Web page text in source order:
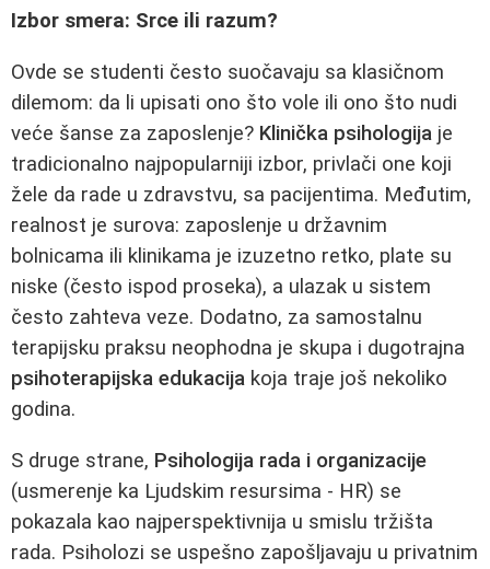
Izbor smera: Srce ili razum?
Ovde se studenti često suočavaju sa klasičnom
dilemom: da li upisati ono što vole ili ono što nudi
veće šanse za zaposlenje? Klinička psihologija je
tradicionalno najpopularniji izbor, privlači one koji
žele da rade u zdravstvu, sa pacijentima. Međutim,
realnost je surova: zaposlenje u državnim
bolnicama ili klinikama je izuzetno retko, plate su
niske (često ispod proseka), a ulazak u sistem
često zahteva veze. Dodatno, za samostalnu
terapijsku praksu neophodna je skupa i dugotrajna
psihoterapijska edukacija koja traje još nekoliko
godina.
S druge strane, Psihologija rada i organizacije
(usmerenje ka Ljudskim resursima - HR) se
pokazala kao najperspektivnija u smislu tržišta
rada. Psiholozi se uspešno zapošljavaju u privatnim